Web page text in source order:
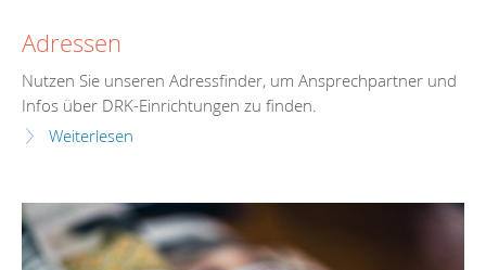
Adressen
Nutzen Sie unseren Adressfinder, um Ansprechpartner und
Infos über DRK-Einrichtungen zu finden.
Weiterlesen